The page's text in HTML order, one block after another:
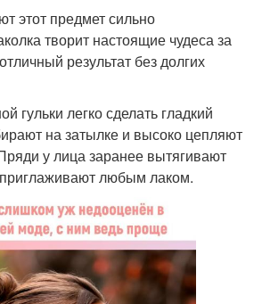
этот предмет сильно
творит настоящие чудеса за
результат без долгих
гульки легко сделать гладкий
на затылке и высоко цепляют
у лица заранее вытягивают
любым лаком.